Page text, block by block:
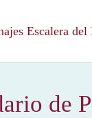
Escalera
de